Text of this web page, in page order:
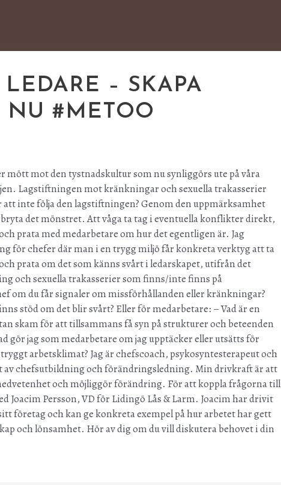
– SKAPA
NU #METOO
mött mot den tystnadskultur som nu synliggörs ute på våra
Lagstiftningen mot kränkningar och sexuella trakasserier
inte följa den lagstiftningen? Genom den uppmärksamhet
det mönstret. Att våga ta tag i eventuella konflikter direkt,
prata med medarbetare om hur det egentligen är. Jag
för chefer där man i en trygg miljö får konkreta verktyg att ta
prata om det som känns svårt i ledarskapet, utifrån det
och sexuella trakasserier som finns/inte finns på
om du får signaler om missförhållanden eller kränkningar?
stöd om det blir svårt? Eller för medarbetare: – Vad är en
skam för att tillsammans få syn på strukturer och beteenden
gör jag som medarbetare om jag upptäcker eller utsätts för
arbetsklimat? Jag är chefscoach, psykosyntesterapeut och
av chefsutbildning och förändringsledning. Min drivkraft är att
och möjliggör förändring. För att koppla frågorna till
Joacim Persson, VD för Lidingö Lås & Larm. Joacim har drivit
företag och kan ge konkreta exempel på hur arbetet har gett
och lönsamhet. Hör av dig om du vill diskutera behovet i din